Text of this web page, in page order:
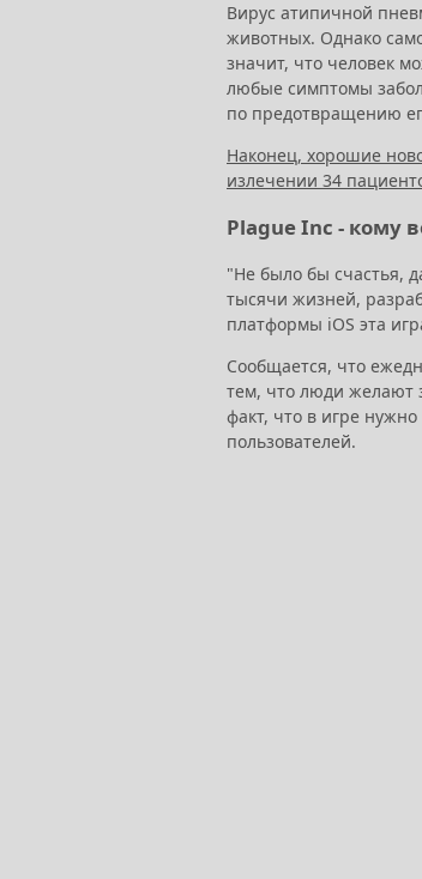
Вирус атипичной
животных. Однако
значит, что человек
любые симптомы
по предотвращению
Наконец, хорошие
излечении 34
Plague Inc - кому
"Не было бы счастья,
тысячи жизней,
платформы iOS эта
Сообщается, что
тем, что люди желают
факт, что в игре
пользователей.